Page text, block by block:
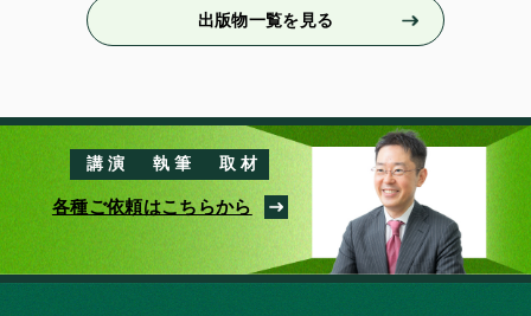
出版物一覧を見る
講演 執筆 取材
各種ご依頼はこちらから